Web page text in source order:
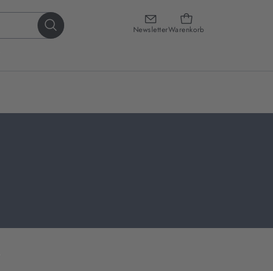
NewsletterWarenkorb